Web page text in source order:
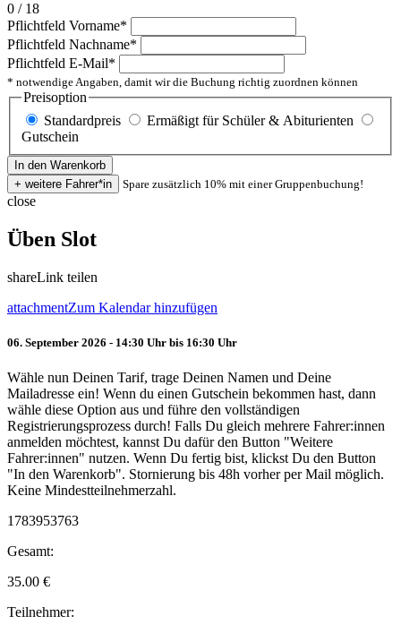
0 / 18
Pflichtfeld Vorname*
Pflichtfeld Nachname*
Pflichtfeld E-Mail*
* notwendige Angaben, damit wir die Buchung richtig zuordnen können
Preisoption
Standardpreis
Ermäßigt für Schüler & Abiturienten
Gutschein
Spare zusätzlich 10% mit einer Gruppenbuchung!
close
Üben Slot
shareLink teilen
attachmentZum Kalendar hinzufügen
06. September 2026 - 14:30 Uhr bis 16:30 Uhr
Wähle nun Deinen Tarif, trage Deinen Namen und Deine
Mailadresse ein! Wenn du einen Gutschein bekommen hast, dann
wähle diese Option aus und führe den vollständigen
Registrierungsprozess durch! Falls Du gleich mehrere Fahrer:innen
anmelden möchtest, kannst Du dafür den Button "Weitere
Fahrer:innen" nutzen. Wenn Du fertig bist, klickst Du den Button
"In den Warenkorb". Stornierung bis 48h vorher per Mail möglich.
Keine Mindestteilnehmerzahl.
1783953763
Gesamt:
35.00 €
Teilnehmer: